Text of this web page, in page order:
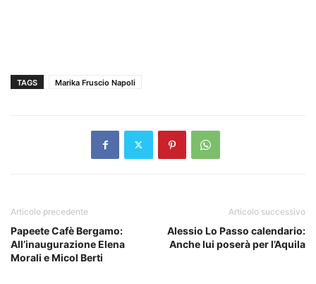
TAGS Marika Fruscio Napoli
Articolo precedente
Papeete Cafè Bergamo:
All’inaugurazione Elena
Morali e Micol Berti
Articolo successivo
Alessio Lo Passo calendario:
Anche lui poserà per l’Aquila